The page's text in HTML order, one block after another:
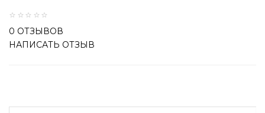
0 ОТЗЫВОВ
НАПИСАТЬ ОТЗЫВ